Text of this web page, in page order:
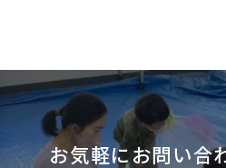
お気軽にお問い合